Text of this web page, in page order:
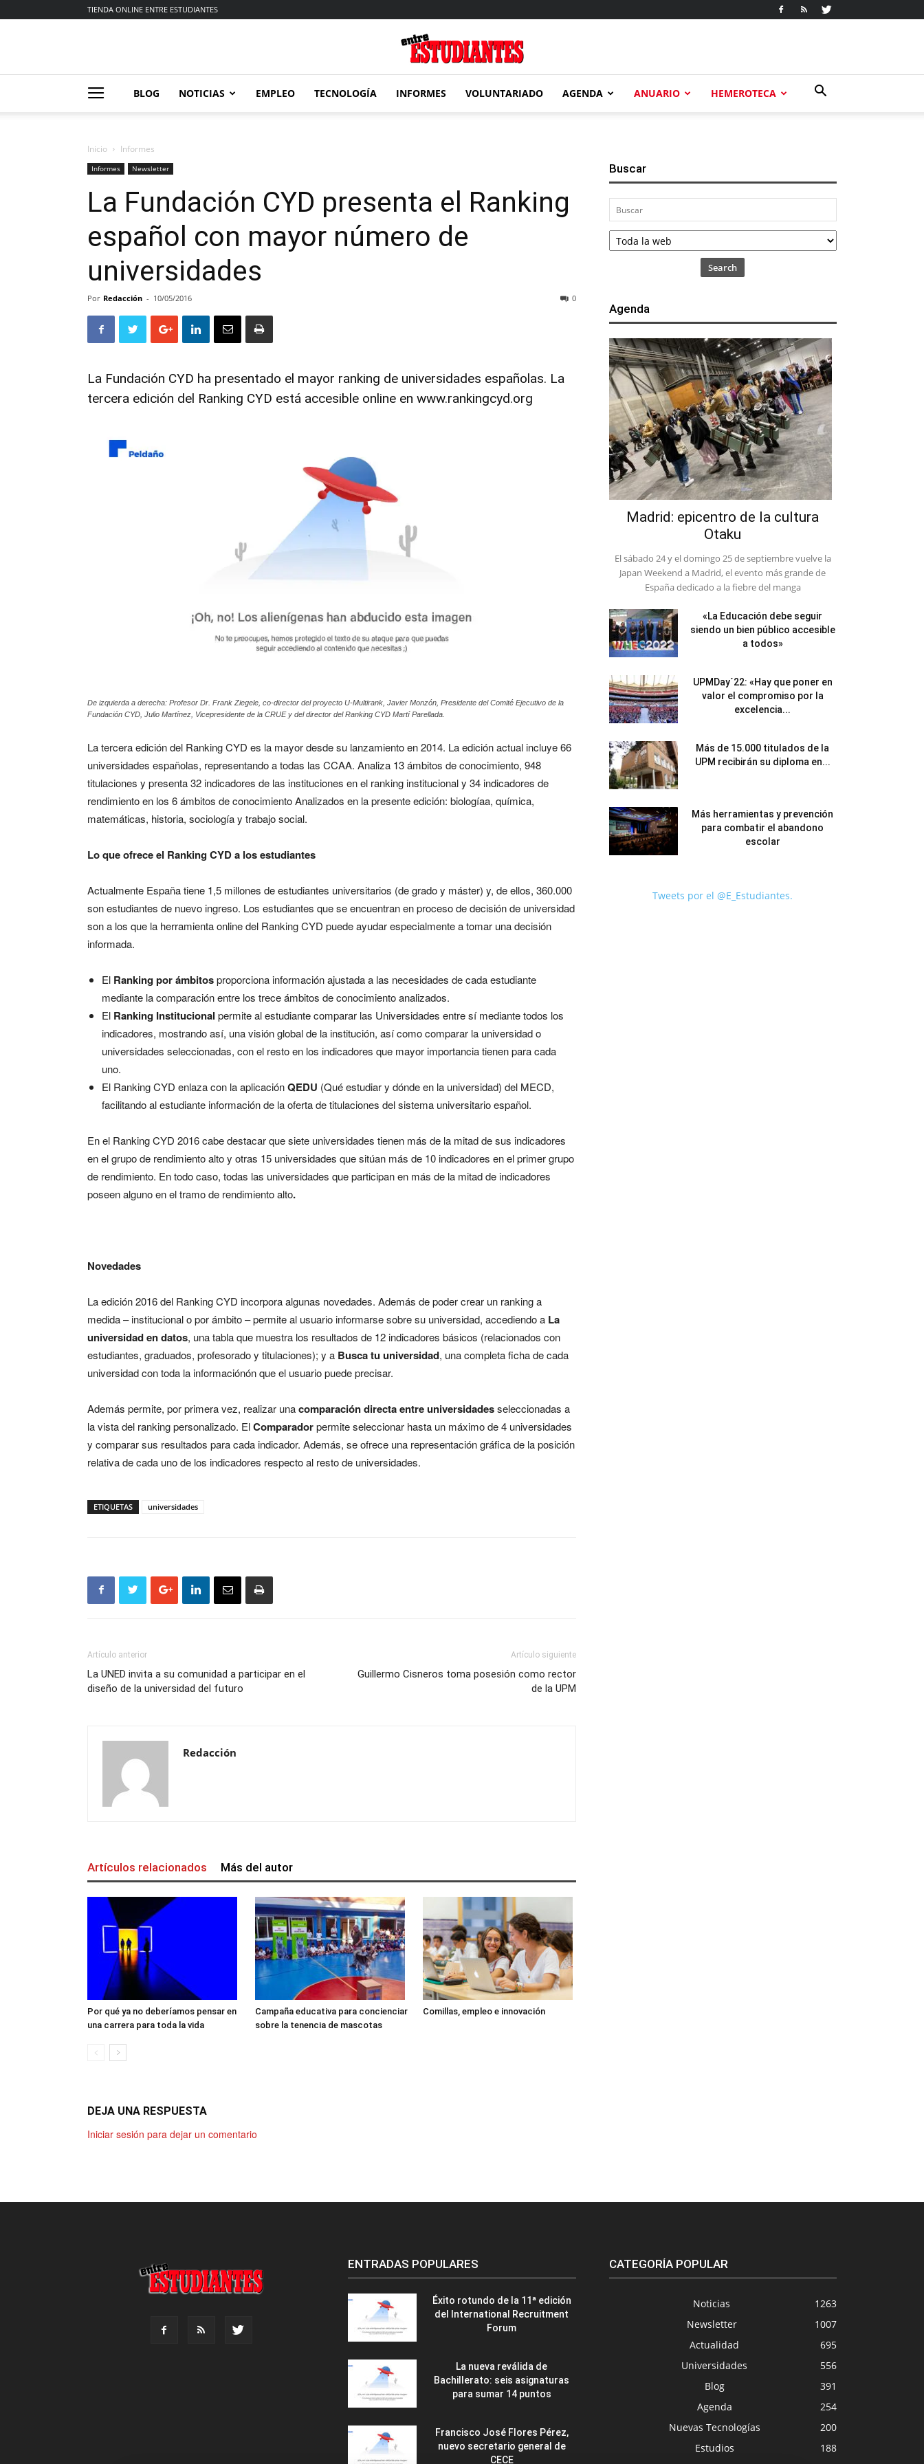
TIENDA ONLINE ENTRE ESTUDIANTES
Estudiantes
BLOG NOTICIAS EMPLEO TECNOLOGÍA INFORMES VOLUNTARIADO AGENDA ANUARIO HEMEROTECA
Inicio Informes
Informes Newsletter
La Fundación CYD presenta el Ranking
español con mayor número de
universidades
Por Redacción - 10/05/2016 0
La Fundación CYD ha presentado el mayor ranking de universidades españolas. La
tercera edición del Ranking CYD está accesible online en www.rankingcyd.org
De izquierda a derecha: Profesor Dr. Frank Ziegele, co-director del proyecto U-Multirank, Javier Monzón, Presidente del Comité Ejecutivo de la
Fundación CYD, Julio Martínez, Vicepresidente de la CRUE y del director del Ranking CYD Martí Parellada.
La tercera edición del Ranking CYD es la mayor desde su lanzamiento en 2014. La edición actual incluye 66
universidades españolas, representando a todas las CCAA. Analiza 13 ámbitos de conocimiento, 948
titulaciones y presenta 32 indicadores de las instituciones en el ranking institucional y 34 indicadores de
rendimiento en los 6 ámbitos de conocimiento Analizados en la presente edición: biologíaa, química,
matemáticas, historia, sociología y trabajo social.
Lo que ofrece el Ranking CYD a los estudiantes
Actualmente España tiene 1,5 millones de estudiantes universitarios (de grado y máster) y, de ellos, 360.000
son estudiantes de nuevo ingreso. Los estudiantes que se encuentran en proceso de decisión de universidad
son a los que la herramienta online del Ranking CYD puede ayudar especialmente a tomar una decisión
informada.
El Ranking por ámbitosproporciona información ajustada a las necesidades de cada estudiante
mediante la comparación entre los trece ámbitos de conocimiento analizados.
El Ranking Institucional permite al estudiante comparar las Universidades entre sí mediante todos los
indicadores, mostrando así, una visión global de la institución, así como comparar la universidad o
universidades seleccionadas, con el resto en los indicadores que mayor importancia tienen para cada
uno.
El Ranking CYD enlaza con la aplicaciónQEDU (Qué estudiar y dónde en la universidad) del MECD,
facilitando al estudiante información de la oferta de titulaciones del sistema universitario español.
En el Ranking CYD 2016 cabe destacar que siete universidades tienen más de la mitad de sus indicadores
en el grupo de rendimiento alto y otras 15 universidades que sitúan más de 10 indicadores en el primer grupo
de rendimiento. En todo caso, todas las universidades que participan en más de la mitad de indicadores
poseen alguno en el tramo de rendimiento alto.
Novedades
La edición 2016 del Ranking CYD incorpora algunas novedades. Además de poder crear un ranking a
medida – institucional o por ámbito – permite al usuario informarse sobre su universidad, accediendo a La
universidad en datos, una tabla que muestra los resultados de 12 indicadores básicos (relacionados con
estudiantes, graduados, profesorado y titulaciones); y a Busca tu universidad, una completa ficha de cada
universidad con toda la informaciónón que el usuario puede precisar.
Además permite, por primera vez, realizar unacomparación directa entre universidadesseleccionadas a
la vista del ranking personalizado. ElComparadorpermite seleccionar hasta un máximo de 4 universidades
y comparar sus resultados para cada indicador. Además, se ofrece una representación gráfica de la posición
relativa de cada uno de los indicadores respecto al resto de universidades.
ETIQUETAS universidades
Artículo anterior
La UNED invita a su comunidad a participar en el
diseño de la universidad del futuro
Artículo siguiente
Guillermo Cisneros toma posesión como rector
de la UPM
Redacción
Artículos relacionados Más del autor
Por qué ya no deberíamos pensar en
una carrera para toda la vida
Campaña educativa para concienciar
sobre la tenencia de mascotas
Comillas, empleo e innovación
DEJA UNA RESPUESTA
Iniciar sesión para dejar un comentario
Buscar
Search
Agenda
Madrid: epicentro de la cultura
Otaku
El sábado 24 y el domingo 25 de septiembre vuelve la
Japan Weekend a Madrid, el evento más grande de
España dedicado a la fiebre del manga
«La Educación debe seguir
siendo un bien público accesible
a todos»
UPMDay´22: «Hay que poner en
valor el compromiso por la
excelencia...
Más de 15.000 titulados de la
UPM recibirán su diploma en...
Más herramientas y prevención
para combatir el abandono
escolar
Tweets por el @E_Estudiantes.
ENTRADAS POPULARES
Éxito rotundo de la 11ª edición
del International Recruitment
Forum
La nueva reválida de
Bachillerato: seis asignaturas
para sumar 14 puntos
Francisco José Flores Pérez,
nuevo secretario general de
CECE
CATEGORÍA POPULAR
Noticias
1263
Newsletter
1007
Actualidad
695
Universidades
556
Blog
391
Agenda
254
Nuevas Tecnologías
200
Estudios
188